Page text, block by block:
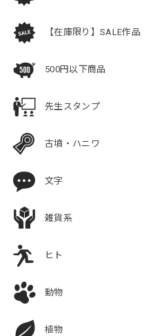
【在庫限り】SALE作品
500円以下商品
先生スタンプ
古墳・ハニワ
文字
雑貨系
ヒト
動物
植物